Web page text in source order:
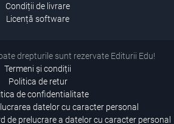
Condiții de livrare
Licență software
drepturile sunt rezervate Editurii Edu!
Termeni și condiții
Politica de retur
de confidentialitate
datelor cu caracter personal
de prelucrare a datelor cu caracter personal